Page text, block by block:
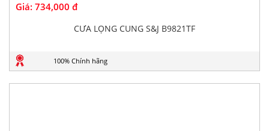
Giá: 734,000 đ
CƯA LỌNG CUNG S&J B9821TF
100% Chính hãng